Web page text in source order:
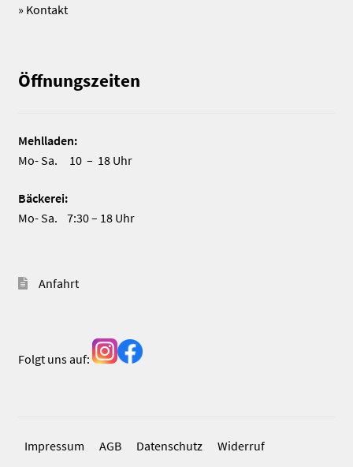
» Kontakt
Öffnungszeiten
Mehlladen:
Mo- Sa. 10 – 18 Uhr
Bäckerei:
Mo- Sa. 7:30 – 18 Uhr
Anfahrt
Folgt uns auf:
Impressum AGB Datenschutz Widerruf